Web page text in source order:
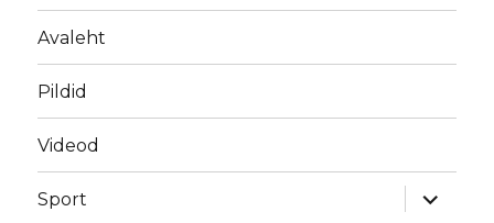
Avaleht
Pildid
Videod
Sport
laienda